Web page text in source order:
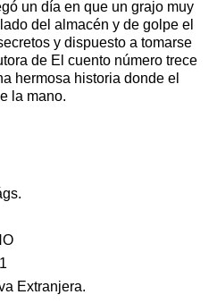
un día en que un grajo muy
del almacén y de golpe el
y dispuesto a tomarse
de El cuento número trece
hermosa historia donde el
la mano.
Extranjera.